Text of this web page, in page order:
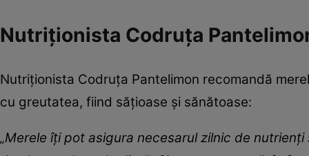
Nutriționista Codruța
Nutriționista Codruța Pantelimon recomandă
cu greutatea, fiind sățioase și sănătoase:
„Merele îți pot asigura necesarul zilnic de